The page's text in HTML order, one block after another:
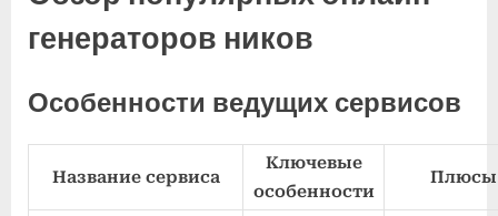
генераторов ников
Особенности ведущих сервисов
Название сервиса
Ключевые
особенности
Плюсы